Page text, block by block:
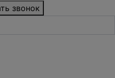
звонок